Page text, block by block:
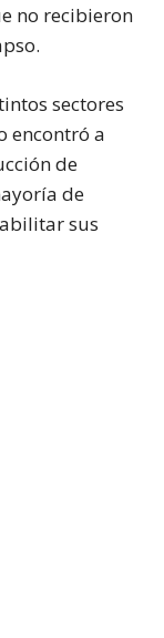
no recibieron
sectores
encontró a
de
de
sus